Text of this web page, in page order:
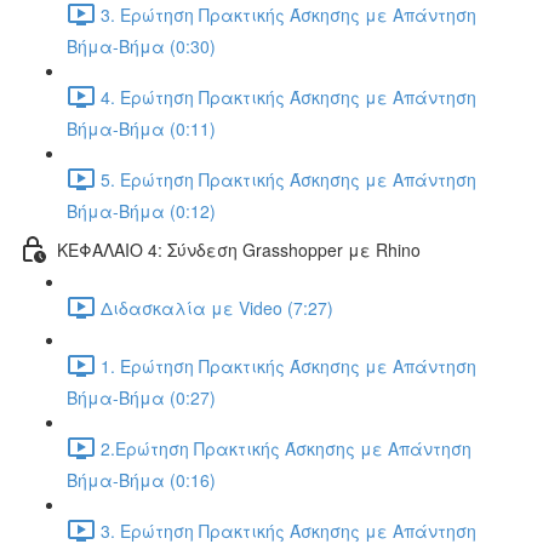
3. Ερώτηση Πρακτικής Άσκησης με Απάντηση
Βήμα-Βήμα (0:30)
4. Ερώτηση Πρακτικής Άσκησης με Απάντηση
Βήμα-Βήμα (0:11)
5. Ερώτηση Πρακτικής Άσκησης με Απάντηση
Βήμα-Βήμα (0:12)
ΚΕΦΑΛΑΙΟ 4: Σύνδεση Grasshopper με Rhino
Διδασκαλία με Video (7:27)
1. Ερώτηση Πρακτικής Άσκησης με Απάντηση
Βήμα-Βήμα (0:27)
2.Ερώτηση Πρακτικής Άσκησης με Απάντηση
Βήμα-Βήμα (0:16)
3. Ερώτηση Πρακτικής Άσκησης με Απάντηση